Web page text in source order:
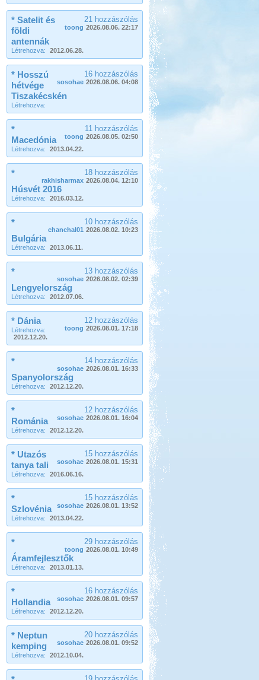
21 hozzászólás
toong 2026.08.06. 22:17
* Satelit és
földi
antennák
Létrehozva: 2012.06.28.
16 hozzászólás
sosohae 2026.08.06. 04:08
* Hosszú
hétvége
Tiszakécskén
Létrehozva:
11 hozzászólás
toong 2026.08.05. 02:50
*
Macedónia
Létrehozva: 2013.04.22.
18 hozzászólás
rakhisharmax 2026.08.04. 12:10
*
Húsvét 2016
Létrehozva: 2016.03.12.
10 hozzászólás
chanchal01 2026.08.02. 10:23
*
Bulgária
Létrehozva: 2013.06.11.
13 hozzászólás
sosohae 2026.08.02. 02:39
*
Lengyelország
Létrehozva: 2012.07.06.
12 hozzászólás
toong 2026.08.01. 17:18
* Dánia
Létrehozva:
2012.12.20.
14 hozzászólás
sosohae 2026.08.01. 16:33
*
Spanyolország
Létrehozva: 2012.12.20.
12 hozzászólás
sosohae 2026.08.01. 16:04
*
Románia
Létrehozva: 2012.12.20.
15 hozzászólás
sosohae 2026.08.01. 15:31
* Utazós
tanya tali
Létrehozva: 2016.06.16.
15 hozzászólás
sosohae 2026.08.01. 13:52
*
Szlovénia
Létrehozva: 2013.04.22.
29 hozzászólás
toong 2026.08.01. 10:49
*
Áramfejlesztők
Létrehozva: 2013.01.13.
16 hozzászólás
sosohae 2026.08.01. 09:57
*
Hollandia
Létrehozva: 2012.12.20.
20 hozzászólás
sosohae 2026.08.01. 09:52
* Neptun
kemping
Létrehozva: 2012.10.04.